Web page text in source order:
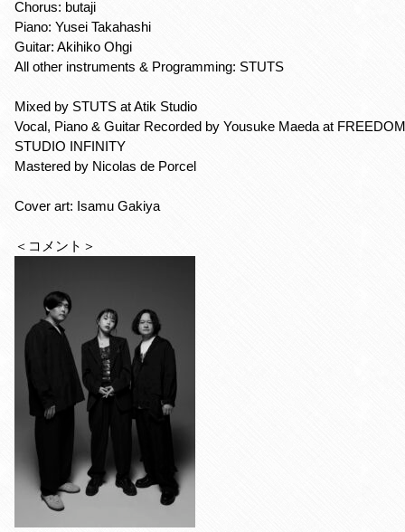
Chorus: butaji
Piano: Yusei Takahashi
Guitar: Akihiko Ohgi
All other instruments & Programming: STUTS
Mixed by STUTS at Atik Studio
Vocal, Piano & Guitar Recorded by Yousuke Maeda at FREEDOM
STUDIO INFINITY
Mastered by Nicolas de Porcel
Cover art: Isamu Gakiya
＜コメント＞